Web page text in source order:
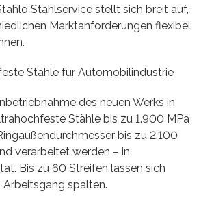
Stahlservice stellt sich breit auf,
Marktanforderungen flexibel
Stähle für Automobilindustrie
des neuen Werks in
Stähle bis zu 1.900 MPa
bis zu 2.100
verarbeitet werden – in
Bis zu 60 Streifen lassen sich
spalten.